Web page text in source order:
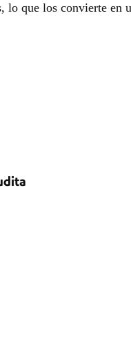
que los convierte en